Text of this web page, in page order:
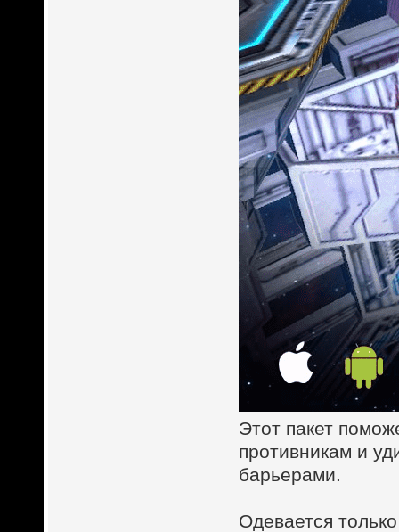
Этот пакет
противникам и
барьерами.
Одевается